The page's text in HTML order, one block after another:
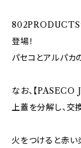
802PRODUCTS
登場！
パセコとアルパカ
なお、【PASECO
上蓋を分解し、交
火をつけると赤い